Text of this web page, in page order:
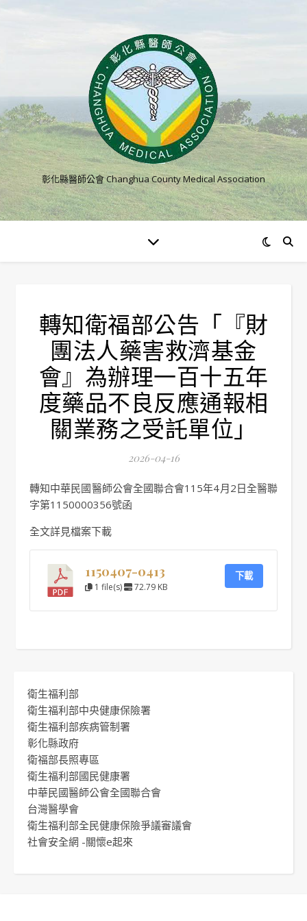
彰化縣醫師公會 Changhua County Medical Association
轉知衛福部公告「『財
團法人藥害救濟基金
會』為辦理一百十五年
度藥品不良反應通報相
關業務之受託單位」
2026-04-16
轉知中華民國醫師公會全國聯合會115年4月2日全醫聯
字第1150000356號函
全文詳見檔案下載
1150407-0413
1 file(s) 72.79 KB
下載
衛生福利部
衛生福利部中央健康保險署
衛生福利部疾病管制署
彰化縣政府
衛福部長照專區
衛生福利部國民健康署
中華民國醫師公會全國聯合會
台灣醫學會
衛生福利部全民健康保險爭議審議會
社會安全網 -關懷e起來